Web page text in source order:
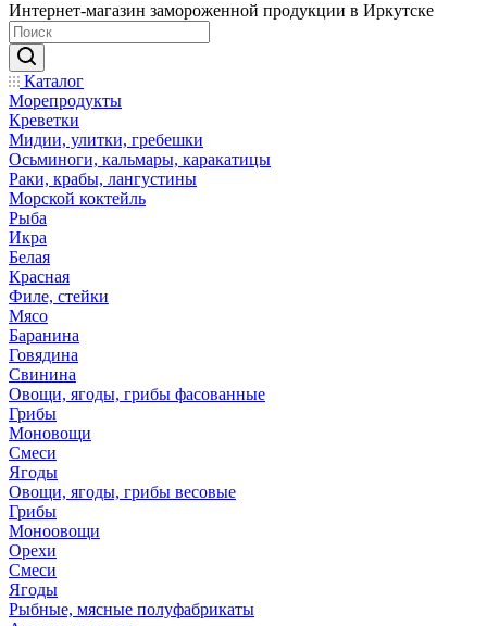
Интернет-магазин замороженной продукции в Иркутске
Каталог
Морепродукты
Креветки
Мидии, улитки, гребешки
Осьминоги, кальмары, каракатицы
Раки, крабы, лангустины
Морской коктейль
Рыба
Икра
Белая
Красная
Филе, стейки
Мясо
Баранина
Говядина
Свинина
Овощи, ягоды, грибы фасованные
Грибы
Моновощи
Смеси
Ягоды
Овощи, ягоды, грибы весовые
Грибы
Моноовощи
Орехи
Смеси
Ягоды
Рыбные, мясные полуфабрикаты